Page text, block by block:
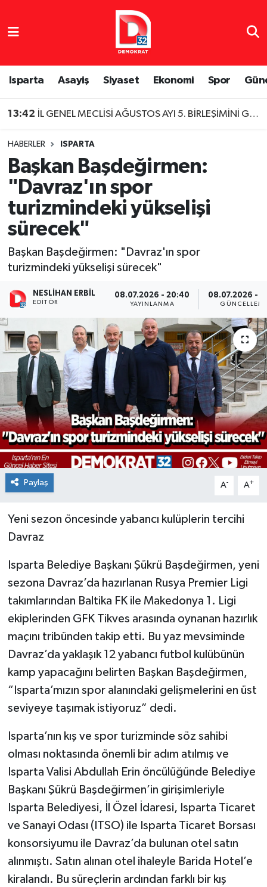
Isparta Asayiş Siyaset Ekonomi Spor
13:42 İL GENEL MECLİSİ AĞUSTOS AYI 5. BİRLEŞİMİNİ GERÇEKLEŞTİRDİ
HABERLER ISPARTA
Başkan Başdeğirmen:
"Davraz'ın spor
turizmindeki yükselişi
sürecek"
Başkan Başdeğirmen: "Davraz'ın spor
turizmindeki yükselişi sürecek"
NESLIHAN ERBIL
EDITÖR
08.07.2026 - 20:40
YAYINLANMA
08.07.2026 -
Paylaş A- A+
Yeni sezon öncesinde yabancı kulüplerin tercihi
Davraz
Isparta Belediye Başkanı Şükrü Başdeğirmen, yeni
sezona Davraz’da hazırlanan Rusya Premier Ligi
takımlarından Baltika FK ile Makedonya 1. Ligi
ekiplerinden GFK Tikves arasında oynanan hazırlık
maçını tribünden takip etti. Bu yaz mevsiminde
Davraz’da yaklaşık 12 yabancı futbol kulübünün
kamp yapacağını belirten Başkan Başdeğirmen,
“Isparta’mızın spor alanındaki gelişmelerini en üst
seviyeye taşımak istiyoruz” dedi.
Isparta’nın kış ve spor turizminde söz sahibi
olması noktasında önemli bir adım atılmış ve
Isparta Valisi Abdullah Erin öncülüğünde Belediye
Başkanı Şükrü Başdeğirmen’in girişimleriyle
Isparta Belediyesi, İl Özel İdaresi, Isparta Ticaret
ve Sanayi Odası (ITSO) ile Isparta Ticaret Borsası
konsorsiyumu ile Davraz’da bulunan otel satın
alınmıştı. Satın alınan otel ihaleyle Barida Hotel’e
kiralandı. Bu süreçlerin ardından farklı bir kış
Isparta Nöbetçi Eczaneler
Isparta Hava Durumu
Isparta Namaz Vakitleri
Süper Lig Puan Durumu ve Fikstür
Tüm Manşetler
Son Dakika Haberleri
Haber Arşivi